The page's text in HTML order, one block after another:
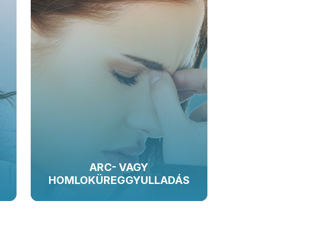
ARC- VAGY
HOMLOKÜREGGYULLADÁS